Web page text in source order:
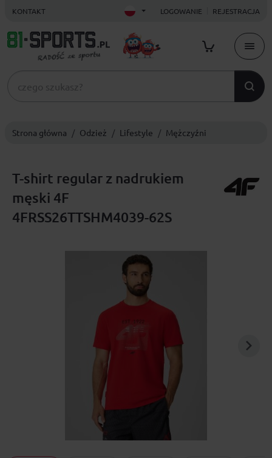
KONTAKT LOGOWANIE REJESTRACJA
Strona główna Odzież Lifestyle Mężczyźni
T-shirt regular z nadrukiem
męski 4F
4FRSS26TTSHM4039-62S